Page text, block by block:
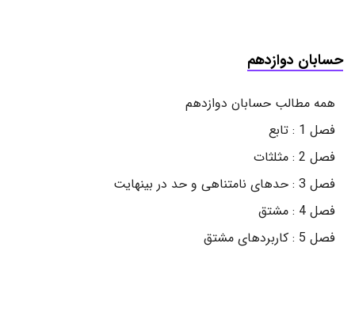
حسابان دوازدهم
همه مطالب حسابان دوازدهم
فصل 1 : تابع
فصل 2 : مثلثات
فصل 3 : حدهای نامتناهی و حد در بینهایت
فصل 4 : مشتق
فصل 5 : کاربردهای مشتق